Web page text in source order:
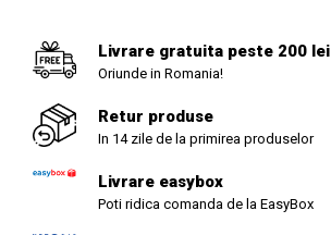
Livrare gratuita peste 200 lei
Oriunde in Romania!
Retur produse
In 14 zile de la primirea produselor
Livrare easybox
Poti ridica comanda de la EasyBox